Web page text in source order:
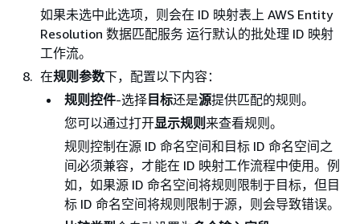
如果未选中此选项，则会在 ID 映射表上 AWS Entity
Resolution 数据匹配服务 运行默认的批处理 ID 映射
工作流。
在规则参数下，配置以下内容：
规则控件-选择目标还是源提供匹配的规则。
您可以通过打开显示规则 来查看规则。
规则控制在源 ID 命名空间和目标 ID 命名空间之
间必须兼容，才能在 ID 映射工作流程中使用。例
如，如果源 ID 命名空间将规则限制于目标，但目
标 ID 命名空间将规则限制于源，则会导致错误。